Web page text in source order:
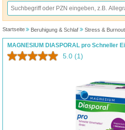
Startseite Beruhigung & Schlaf Stress & Burnout
MAGNESIUM DIASPORAL pro Schneller
5.0 (1)